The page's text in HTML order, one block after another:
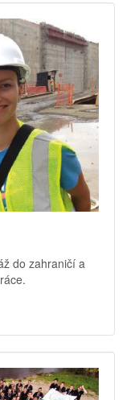
do zahraničí a